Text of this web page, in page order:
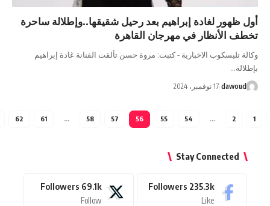
ظهور لغادة إبراهيم بعد رحيل شقيقها..وإطلالة ساحرة
الأنظار في مهرجان القاهرة
تليسكوب الاخبارية - كتبت: مروة حسن تألقت الفنانة غادة إبراهيم
dawoud 17 نوفمبر، 2024
2
…
54
55
56
57
58
…
61
62
Stay Connected
235.3k
Followers
Like
69.1k
Followers
Follow